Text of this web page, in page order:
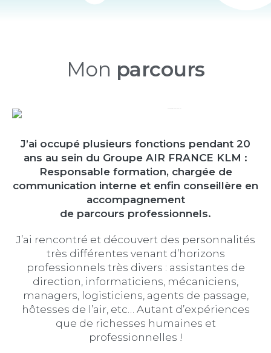
Mon parcours
J’ai occupé plusieurs fonctions pendant 20
ans au sein du Groupe AIR FRANCE KLM :
Responsable formation, chargée de
communication interne et enfin conseillère en
accompagnement
de parcours professionnels.
J’ai rencontré et découvert des personnalités
très différentes venant d’horizons
professionnels très divers : assistantes de
direction, informaticiens, mécaniciens,
managers, logisticiens, agents de passage,
hôtesses de l’air, etc… Autant d’expériences
que de richesses humaines et
professionnelles !